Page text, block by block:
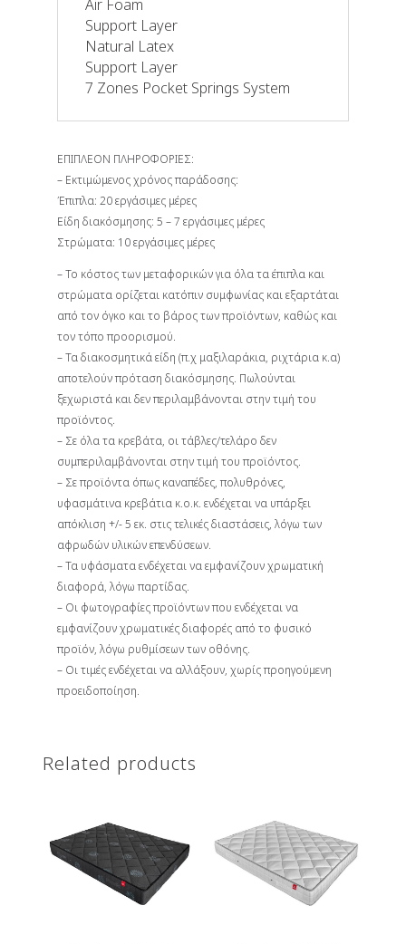
Air Foam
Support Layer
Natural Latex
Support Layer
7 Zones Pocket Springs System
ΕΠΙΠΛΕΟΝ ΠΛΗΡΟΦΟΡΙΕΣ:
– Εκτιμώμενος χρόνος παράδοσης:
Έπιπλα: 20 εργάσιμες μέρες
Είδη διακόσμησης: 5 – 7 εργάσιμες μέρες
Στρώματα: 10 εργάσιμες μέρες
– Το κόστος των μεταφορικών για όλα τα έπιπλα και
στρώματα ορίζεται κατόπιν συμφωνίας και εξαρτάται
από τον όγκο και το βάρος των προϊόντων, καθώς και
τον τόπο προορισμού.
– Τα διακοσμητικά είδη (π.χ μαξιλαράκια, ριχτάρια κ.α)
αποτελούν πρόταση διακόσμησης. Πωλούνται
ξεχωριστά και δεν περιλαμβάνονται στην τιμή του
προϊόντος.
– Σε όλα τα κρεβάτα, οι τάβλες/τελάρο δεν
συμπεριλαμβάνονται στην τιμή του προϊόντος.
– Σε προϊόντα όπως καναπέδες, πολυθρόνες,
υφασμάτινα κρεβάτια κ.ο.κ. ενδέχεται να υπάρξει
απόκλιση +/- 5 εκ. στις τελικές διαστάσεις, λόγω των
αφρωδών υλικών επενδύσεων.
– Τα υφάσματα ενδέχεται να εμφανίζουν χρωματική
διαφορά, λόγω παρτίδας.
– Οι φωτογραφίες προϊόντων που ενδέχεται να
εμφανίζουν χρωματικές διαφορές από το φυσικό
προϊόν, λόγω ρυθμίσεων των οθόνης.
– Οι τιμές ενδέχεται να αλλάξουν, χωρίς προηγούμενη
προειδοποίηση.
Related products